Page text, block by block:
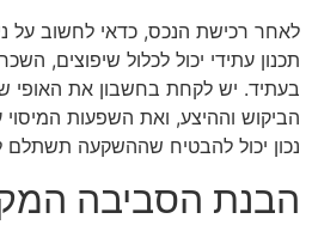
לאחר רכישת הנכס, כדאי לחשוב על
תכנון עתידי יכול לכלול שיפוצים,
בעתיד. יש לקחת בחשבון את האופי
הביקוש וההיצע, ואת השפעות המיסוי
נכון יכול להבטיח שההשקעה תשתלם
הבנת הסביבה